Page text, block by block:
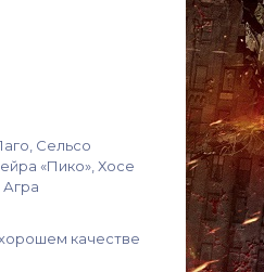
Сельсо
«Пико», Хосе
качестве